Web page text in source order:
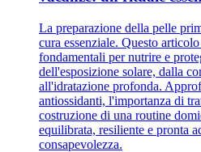
La preparazione della pelle
cura essenziale. Questo
fondamentali per nutrire e
dell'esposizione solare, dalla
all'idratazione profonda.
antiossidanti, l'importanza di
costruzione di una routine
equilibrata, resiliente e pronta
consapevolezza.